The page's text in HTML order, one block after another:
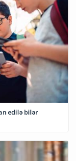
edilə bilər